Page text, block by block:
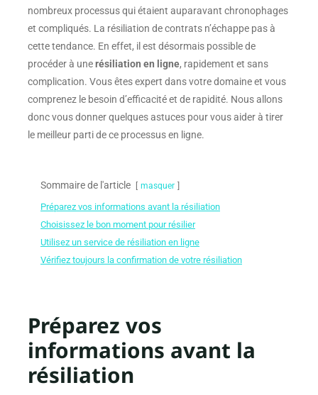
nombreux processus qui étaient auparavant chronophages
et compliqués. La résiliation de contrats n’échappe pas à
cette tendance. En effet, il est désormais possible de
procéder à unerésiliation en ligne, rapidement et sans
complication. Vous êtes expert dans votre domaine et vous
comprenez le besoin d’efficacité et de rapidité. Nous allons
donc vous donner quelques astuces pour vous aider à tirer
le meilleur parti de ce processus en ligne.
Sommaire de l'article masquer
Préparez vos informations avant la résiliation
Choisissez le bon moment pour résilier
Utilisez un service de résiliation en ligne
Vérifiez toujours la confirmation de votre résiliation
Préparez vos
informations avant la
résiliation